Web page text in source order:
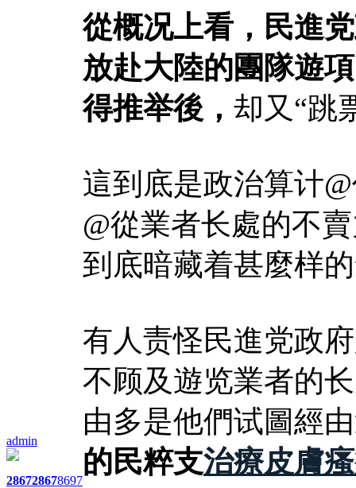
admin
286728678697
從概况上看，民進
放赴大陸的團隊遊
得推举後， 却又“跳
這到底是政治算计
@從業者长處的不
到底暗藏着甚麼样
有人责怪民進党政
不顾及遊览業者的
由多是他們试圖經
的民粹支治療皮膚